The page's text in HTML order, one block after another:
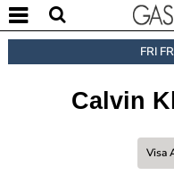
FRI
Calvin
Visa